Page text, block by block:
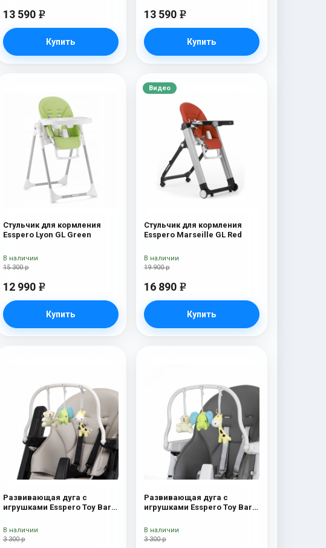
13 590 e
Купить
13 590 e
Купить
Стульчик для кормления
Esspero Lyon GL Green
15 300 р
12 990 e
Купить
В наличии
Видео
Стульчик для кормления
Esspero Marseille GL Red
19 900 р
16 890 e
Купить
В наличии
Развивающая дуга с
игрушками Esspero Toy Bar
3 300 р
В наличии
Развивающая дуга с
игрушками Esspero Toy Bar
3 300 р
В наличии